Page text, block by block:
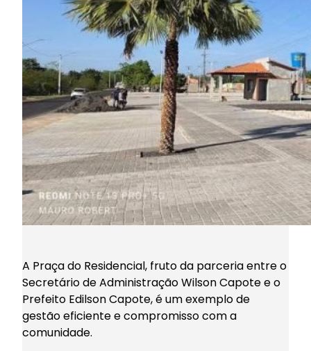
A Praça do Residencial, fruto da parceria entre o
Secretário de Administração Wilson Capote e o
Prefeito Edilson Capote, é um exemplo de
gestão eficiente e compromisso com a
comunidade.